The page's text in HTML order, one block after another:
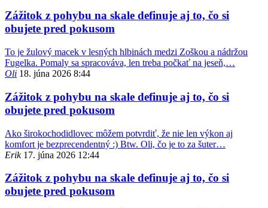
Zážitok z pohybu na skale definuje aj to, čo si
obujete pred pokusom
To je žulový macek v lesných hlbinách medzi Zoškou a nádržou
Fugelka. Pomaly sa spracováva, len treba počkať na jeseň,…
Oli 18. júna 2026 8:44
Zážitok z pohybu na skale definuje aj to, čo si
obujete pred pokusom
Ako širokochodidlovec môžem potvrdiť, že nie len výkon aj
komfort je bezprecendentný :) Btw. Oli, čo je to za šuter…
Erik 17. júna 2026 12:44
Zážitok z pohybu na skale definuje aj to, čo si
obujete pred pokusom